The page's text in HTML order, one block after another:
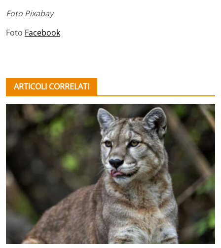
Foto Pixabay
Foto Facebook
ARTICOLI CORRELATI